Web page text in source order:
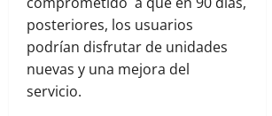
posteriores, los usuarios
podrían disfrutar de unidades
nuevas y una mejora del
servicio.